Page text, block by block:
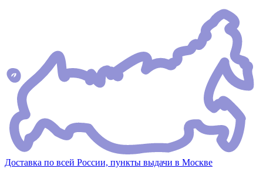
Доставка по всей России, пункты выдачи в Москве